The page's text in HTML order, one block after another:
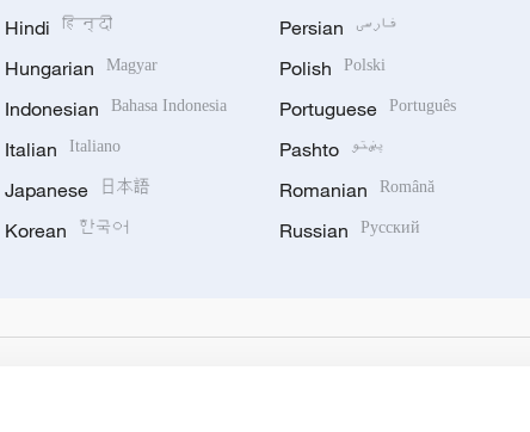
Hindi हिन्दी
Hungarian Magyar
Indonesian Bahasa Indonesia
Italian Italiano
Japanese 日本語
Korean 한국어
Persian فارسی
Polish Polski
Portuguese Português
Pashto پښتو
Romanian Română
Russian Русский